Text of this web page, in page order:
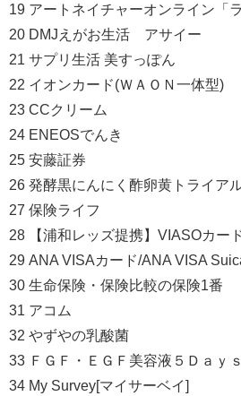
19 アートネイチャーオンライン「
20 DMJえがお生活 アサイー
21 サプリ生活 美すっぽん
22 イオンカード(ＷＡＯＮ一体型)
23 CCクリーム
24 ENEOSでんき
25 安藤証券
26 発酵黒にんにく酢卵黄トライア
27 保険ライフ
28 【浦和レッズ提携】VIASOカー
29 ANA VISAカード/ANA VISA
30 生命保険・保険比較の保険1番
31 アコム
32 やずやの乳酸菌
33 ＦＧＦ・ＥＧＦ美容液５Ｄａｙ
34 My Survey[マイサーベイ]